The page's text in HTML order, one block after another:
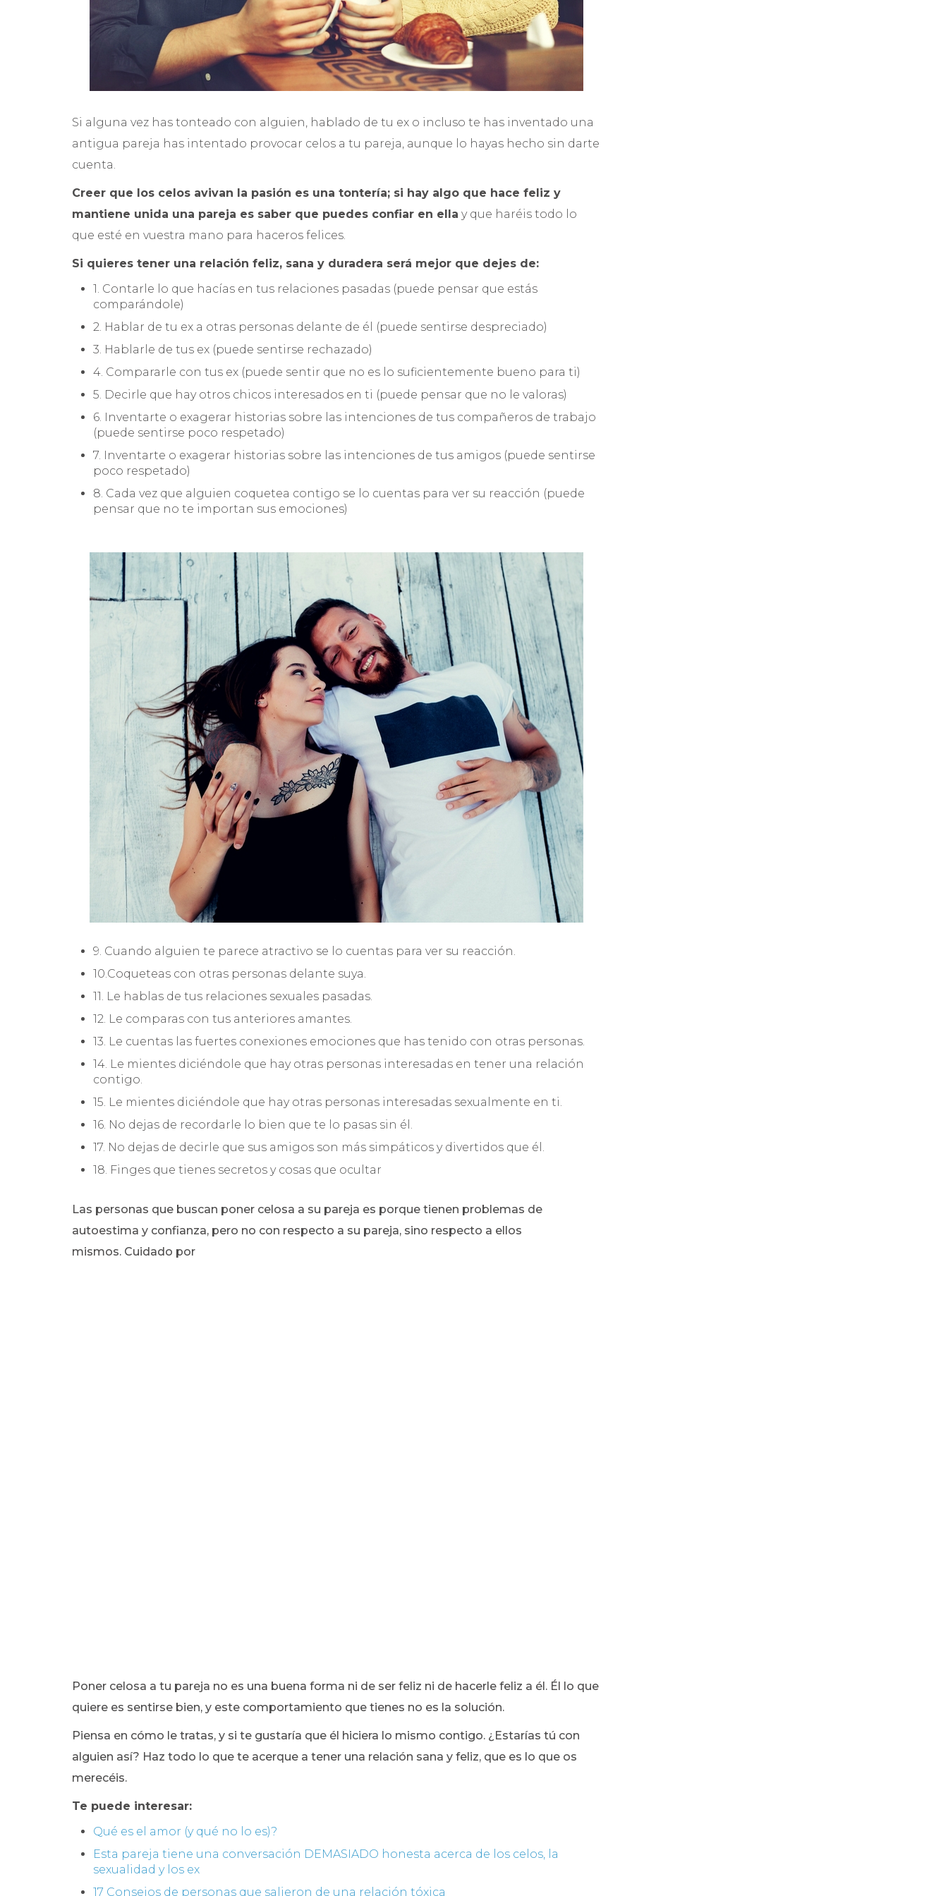
Si alguna vez has tonteado con alguien, hablado de tu ex o incluso te has inventado una
antigua pareja has intentado provocar celos a tu pareja, aunque lo hayas hecho sin darte
cuenta.
Creer que los celos avivan la pasión es una tontería; si hay algo que hace feliz y
mantiene unida una pareja es saber que puedes confiar en ella y que haréis todo lo
que esté en vuestra mano para haceros felices.
Si quieres tener una relación feliz, sana y duradera será mejor que dejes de:
1. Contarle lo que hacías en tus relaciones pasadas (puede pensar que estás
comparándole)
2. Hablar de tu ex a otras personas delante de él (puede sentirse despreciado)
3. Hablarle de tus ex (puede sentirse rechazado)
4. Compararle con tus ex (puede sentir que no es lo suficientemente bueno para ti)
5. Decirle que hay otros chicos interesados en ti (puede pensar que no le valoras)
6. Inventarte o exagerar historias sobre las intenciones de tus compañeros de trabajo
(puede sentirse poco respetado)
7. Inventarte o exagerar historias sobre las intenciones de tus amigos (puede sentirse
poco respetado)
8. Cada vez que alguien coquetea contigo se lo cuentas para ver su reacción (puede
pensar que no te importan sus emociones)
9. Cuando alguien te parece atractivo se lo cuentas para ver su reacción.
10.Coqueteas con otras personas delante suya.
11. Le hablas de tus relaciones sexuales pasadas.
12. Le comparas con tus anteriores amantes.
13. Le cuentas las fuertes conexiones emociones que has tenido con otras personas.
14. Le mientes diciéndole que hay otras personas interesadas en tener una relación
contigo.
15. Le mientes diciéndole que hay otras personas interesadas sexualmente en ti.
16. No dejas de recordarle lo bien que te lo pasas sin él.
17. No dejas de decirle que sus amigos son más simpáticos y divertidos que él.
18. Finges que tienes secretos y cosas que ocultar
Las personas que buscan poner celosa a su pareja es porque tienen problemas de
autoestima y confianza, pero no con respecto a su pareja, sino respecto a ellos
mismos. Cuidado por
Poner celosa a tu pareja no es una buena forma ni de ser feliz ni de hacerle feliz a él. Él lo que
quiere es sentirse bien, y este comportamiento que tienes no es la solución.
Piensa en cómo le tratas, y si te gustaría que él hiciera lo mismo contigo. ¿Estarías tú con
alguien así? Haz todo lo que te acerque a tener una relación sana y feliz, que es lo que os
merecéis.
Te puede interesar:
Qué es el amor (y qué no lo es)?
Esta pareja tiene una conversación DEMASIADO honesta acerca de los celos, la
sexualidad y los ex
17 Consejos de personas que salieron de una relación tóxica